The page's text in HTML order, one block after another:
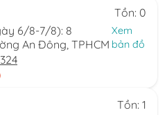
Tồn: 0
6/8-7/8): 8
An Đông, TPHCM
Xem
bản đồ
Tồn: 1